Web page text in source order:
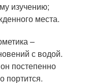
изучению;
места.
–
с водой.
постепенно
портится.